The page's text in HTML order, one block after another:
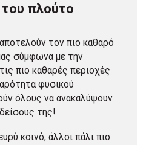
πλούτο
τον πιο καθαρό
σύμφωνα με την
πιο καθαρές περιοχές
φυσικού
όλους να ανακαλύψουν
της!
κοινό, άλλοι πάλι πιο